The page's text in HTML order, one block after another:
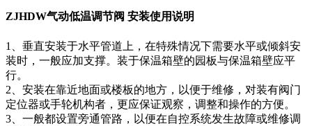
ZJHDW气动低温调节阀 安装使用说明
1、垂直安装于水平管道上，在特殊情况下需要水平或倾斜安
装时，一般应加支撑。装于保温箱壁的园板与保温箱壁应平
行。
2、安装在靠近地面或楼板的地方，以便于维修，对装有阀门
定位器或手轮机构者，更应保证观察，调整和操作的方便。
3、一般都设置旁通管路，以便在自控系统发生故障或维修调